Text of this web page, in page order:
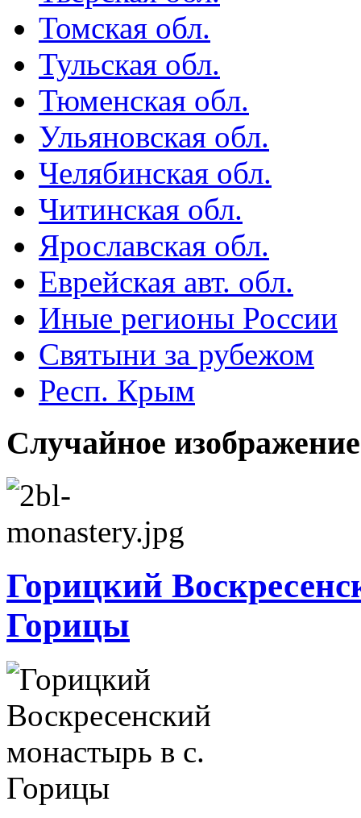
Томская обл.
Тульская обл.
Тюменская обл.
Ульяновская обл.
Челябинская обл.
Читинская обл.
Ярославская обл.
Еврейская авт. обл.
Иные регионы России
Святыни за рубежом
Респ. Крым
Случайное изображение
Горицкий
Горицы